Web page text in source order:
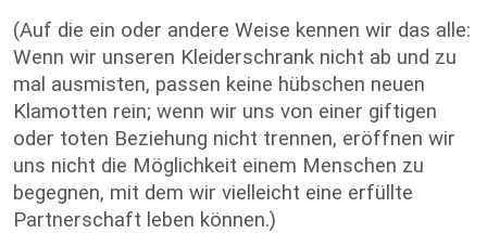
(Auf die ein oder andere Weise kennen wir das alle:
Wenn wir unseren Kleiderschrank nicht ab und zu
mal ausmisten, passen keine hübschen neuen
Klamotten rein; wenn wir uns von einer giftigen
oder toten Beziehung nicht trennen, eröffnen wir
uns nicht die Möglichkeit einem Menschen zu
begegnen, mit dem wir vielleicht eine erfüllte
Partnerschaft leben können.)